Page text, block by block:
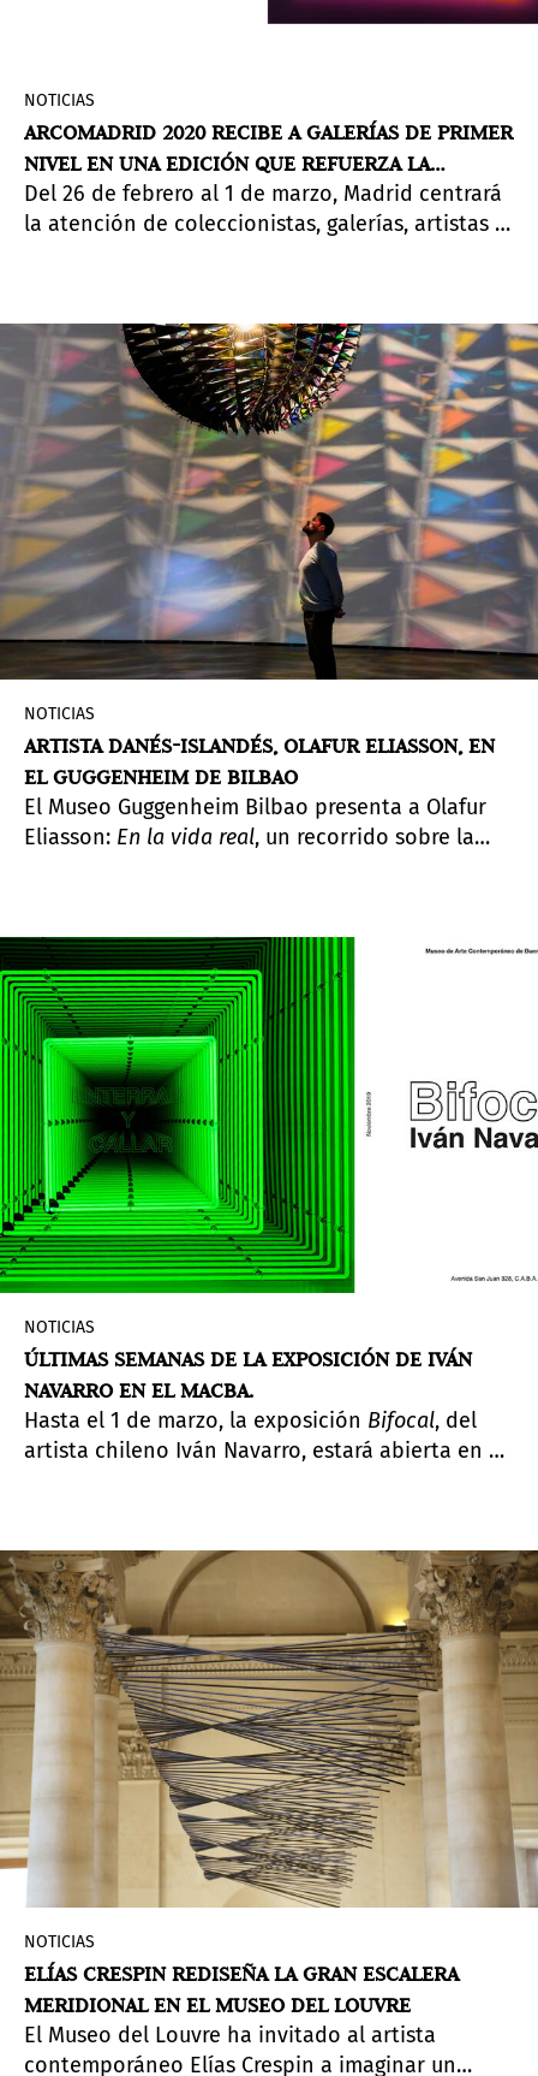
NOTICIAS
ARCOMADRID 2020 RECIBE A GALERÍAS DE PRIMER
NIVEL EN UNA EDICIÓN QUE REFUERZA LA
COMPLICIDAD CON LOS ARTISTAS
Del 26 de febrero al 1 de marzo, Madrid centrará
la atención de coleccionistas, galerías, artistas y
ubica en los pabellones 7 y 9 de Feria de Madrid.
NOTICIAS
ARTISTA DANÉS-ISLANDÉS, OLAFUR ELIASSON, EN
EL GUGGENHEIM DE BILBAO
El Museo Guggenheim Bilbao presenta a Olafur
Eliasson: En la vida real, un recorrido sobre la
NOTICIAS
ÚLTIMAS SEMANAS DE LA EXPOSICIÓN DE IVÁN
NAVARRO EN EL MACBA.
Hasta el 1 de marzo, la exposición Bifocal, del
artista chileno Iván Navarro, estará abierta en el
NOTICIAS
ELÍAS CRESPIN REDISEÑA LA GRAN ESCALERA
MERIDIONAL EN EL MUSEO DEL LOUVRE
El Museo del Louvre ha invitado al artista
contemporáneo Elías Crespin a imaginar un